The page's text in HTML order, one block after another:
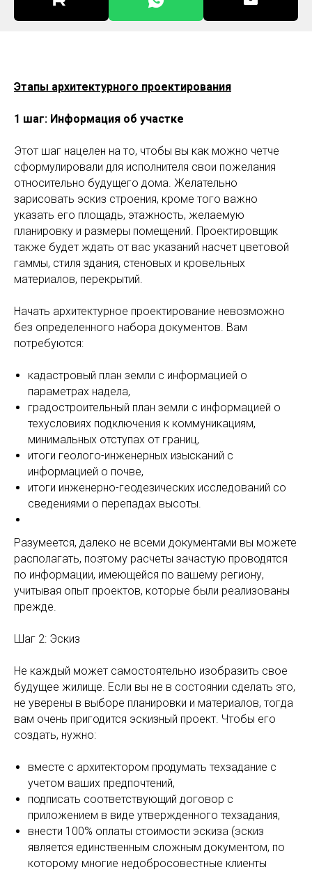
Этапы архитектурного проектирования
1 шаг: Информация об участке
Этот шаг нацелен на то, чтобы вы как можно четче
сформулировали для исполнителя свои пожелания
относительно будущего дома. Желательно
зарисовать эскиз строения, кроме того важно
указать его площадь, этажность, желаемую
планировку и размеры помещений. Проектировщик
также будет ждать от вас указаний насчет цветовой
гаммы, стиля здания, стеновых и кровельных
материалов, перекрытий.
Начать архитектурное проектирование невозможно
без определенного набора документов. Вам
потребуются:
кадастровый план земли с информацией о
параметрах надела,
градостроительный план земли с информацией о
техусловиях подключения к коммуникациям,
минимальных отступах от границ,
итоги геолого-инженерных изысканий с
информацией о почве,
итоги инженерно-геодезических исследований со
сведениями о перепадах высоты.
Разумеется, далеко не всеми документами вы можете
располагать, поэтому расчеты зачастую проводятся
по информации, имеющейся по вашему региону,
учитывая опыт проектов, которые были реализованы
прежде.
Шаг 2: Эскиз
Не каждый может самостоятельно изобразить свое
будущее жилище. Если вы не в состоянии сделать это,
не уверены в выборе планировки и материалов, тогда
вам очень пригодится эскизный проект. Чтобы его
создать, нужно:
вместе с архитектором продумать техзадание с
учетом ваших предпочтений,
подписать соответствующий договор с
приложением в виде утвержденного техзадания,
внести 100% оплаты стоимости эскиза (эскиз
является единственным сложным документом, по
которому многие недобросовестные клиенты